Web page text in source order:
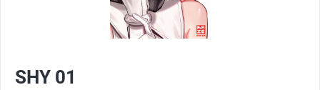
SHY 01